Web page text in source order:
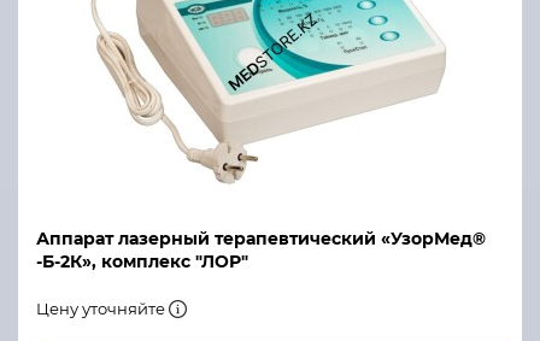
Аппарат лазерный терапевтический «УзорМед®
-Б-2К», комплекс "ЛОР"
Цену уточняйте